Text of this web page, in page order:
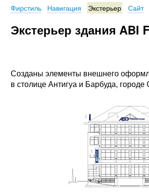
Фирстиль Навигация Экстерьер Сайт
Экстерьер здания ABI
Созданы элементы внешнего
в столице Антигуа и Барбуда,